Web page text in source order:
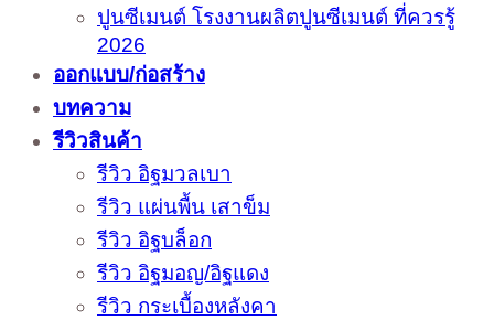
ปูนซีเมนต์ โรงงานผลิตปูนซีเมนต์ ที่ควรรู้
2026
ออกแบบ/ก่อสร้าง
บทความ
รีวิวสินค้า
รีวิว อิฐมวลเบา
รีวิว แผ่นพื้น เสาข็ม
รีวิว อิฐบล็อก
รีวิว อิฐมอญ/อิฐแดง
รีวิว กระเบื้องหลังคา